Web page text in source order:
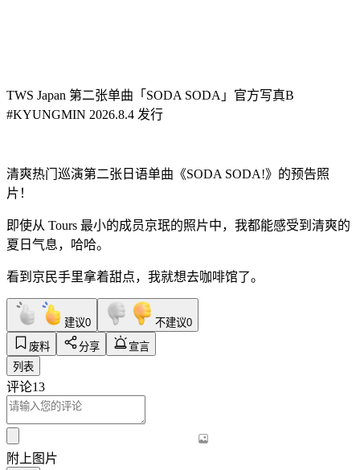
TWS Japan 第二张单曲「SODA SODA」官方写真B
#KYUNGMIN 2026.8.4 发行
清爽热门巡演第二张日语单曲《SODA SODA!》的预告照
片！
即使从 Tours 最小的成员京珉的照片中，我都能感受到清爽的
夏日气息，哈哈。
看到京民手里拿着甜点，我就想去咖啡馆了。
建议0 不建议0
废料
分享
宣言
列表
评论13
附上图片